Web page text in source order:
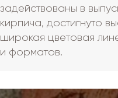
задействованы в
кирпича, достигнуто
широкая цветовая
и форматов.